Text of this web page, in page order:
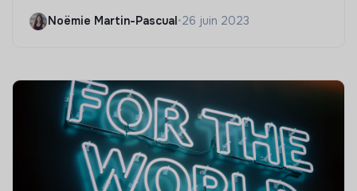
Noëmie Martin-Pascual •26 juin 2023